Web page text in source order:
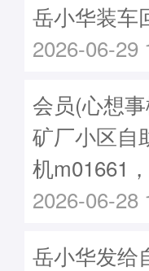
岳小华装车
2026-06-29
会员(心想
矿厂小区自
机m01661
2026-06-28
岳小华发给